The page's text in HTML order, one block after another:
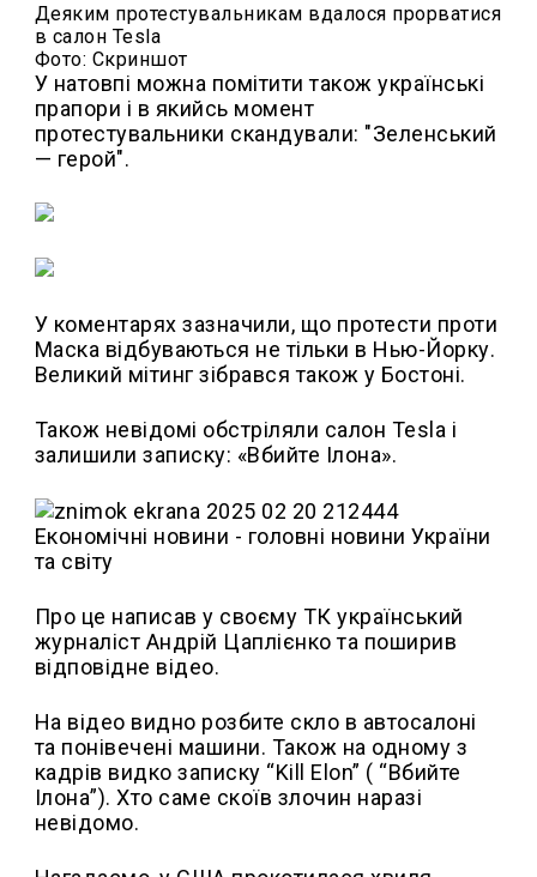
Деяким протестувальникам вдалося прорватися
в салон Tesla
Фото: Скриншот
У натовпі можна помітити також українські
прапори і в якийсь момент
протестувальники скандували: "Зеленський
— герой".
У коментарях зазначили, що протести проти
Маска відбуваються не тільки в Нью-Йорку.
Великий мітинг зібрався також у Бостоні.
Також невідомі обстріляли салон Tesla і
залишили записку: «Вбийте Ілона».
Про це написав у своєму ТК український
журналіст Андрій Цаплієнко та поширив
відповідне відео.
На відео видно розбите скло в автосалоні
та понівечені машини. Також на одному з
кадрів видко записку “Kill Elon” ( “Вбийте
Ілона”). Хто саме скоїв злочин наразі
невідомо.